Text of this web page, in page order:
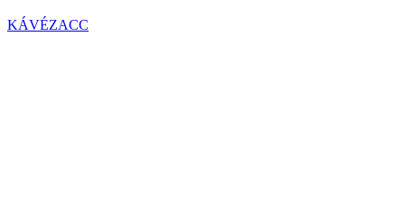
KÁVÉZACC